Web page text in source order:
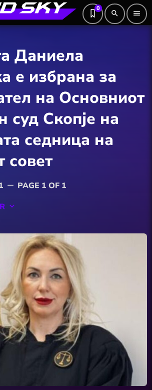
0
search menu
Даниела
е избрана за
на Основниот
суд Скопје на
седница на
совет
remove PAGE 1 OF 1
keyboard_arrow_down